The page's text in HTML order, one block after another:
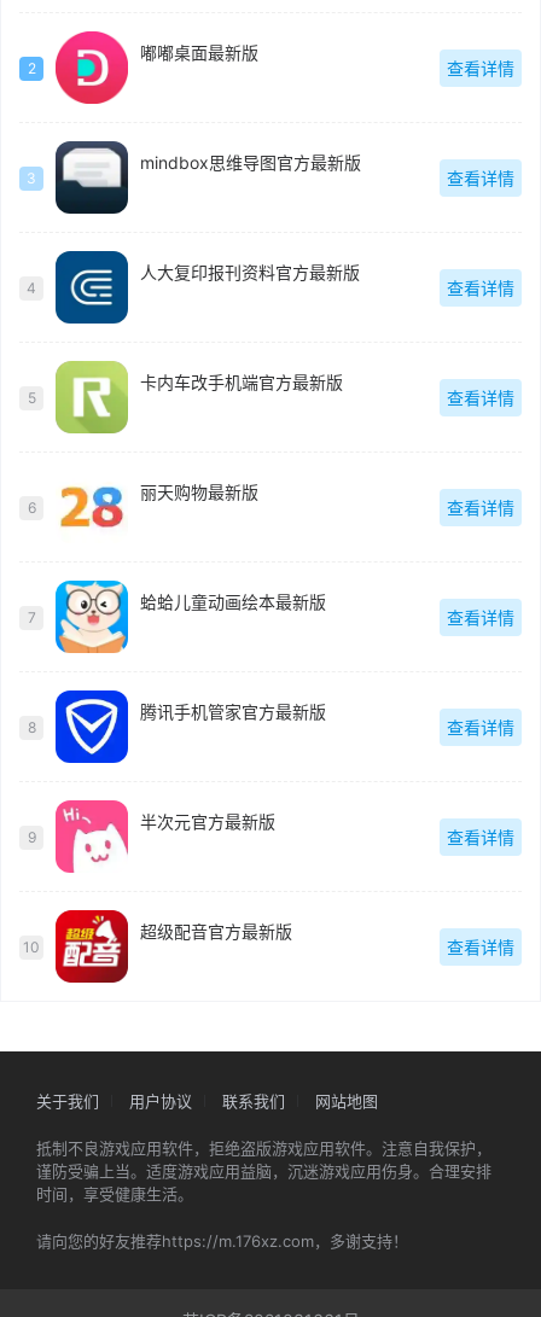
2
嘟嘟桌面最新版
查看详情
3
mindbox思维导图官方最新版
查看详情
4
人大复印报刊资料官方最新版
查看详情
5
卡内车改手机端官方最新版
查看详情
6
丽天购物最新版
查看详情
7
蛤蛤儿童动画绘本最新版
查看详情
8
腾讯手机管家官方最新版
查看详情
9
半次元官方最新版
查看详情
10
超级配音官方最新版
查看详情
关于我们 用户协议 联系我们 网站地图
抵制不良游戏应用软件，拒绝盗版游戏应用软件。注意自我保护，
谨防受骗上当。适度游戏应用益脑，沉迷游戏应用伤身。合理安排
时间，享受健康生活。
请向您的好友推荐https://m.176xz.com，多谢支持！